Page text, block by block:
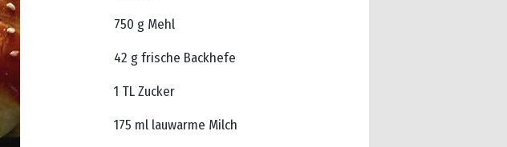
750 g Mehl
42 g frische Backhefe
1 TL Zucker
175 ml lauwarme Milch